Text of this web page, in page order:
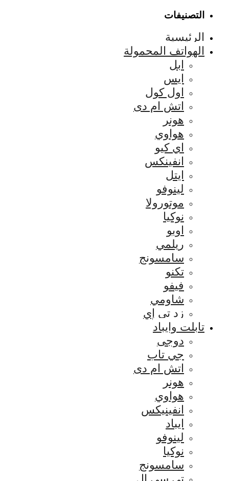
التصنيفات
الرئيسية
الهواتف المحمولة
ابل
ايس
اول كول
اتش ام دى
هونر
هواوي
اي كيو
انفينكس
ايتل
لينوفو
موتورولا
نوكيا
اوبو
ريلمي
سامسونج
تكنو
فيفو
شاومي
زد تي إي
تابلت وايباد
دوجى
جي تاب
اتش ام دى
هونر
هواوي
انفينيكس
ايباد
لينوفو
نوكيا
سامسونج